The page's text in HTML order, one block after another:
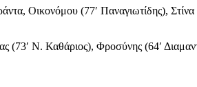
Οικονόμου (77′ Παναγιωτίδης),
(73′ Ν. Καθάριος), Φροσύνης (64′